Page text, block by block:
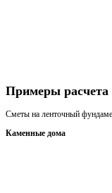
Примеры расчета
Сметы на ленточный
Каменные дома